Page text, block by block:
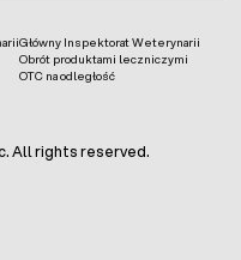
Główny Inspektorat Weterynarii
Obrót produktami leczniczymi
OTC na odległość
All rights reserved.